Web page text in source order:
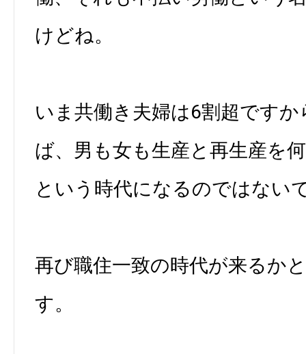
けどね。
いま共働き夫婦は6割超です
ば、男も女も生産と再生産を
という時代になるのではない
再び職住一致の時代が来るか
す。